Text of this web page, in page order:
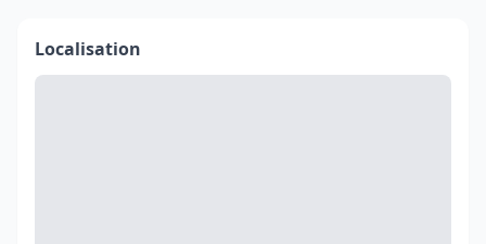
Localisation